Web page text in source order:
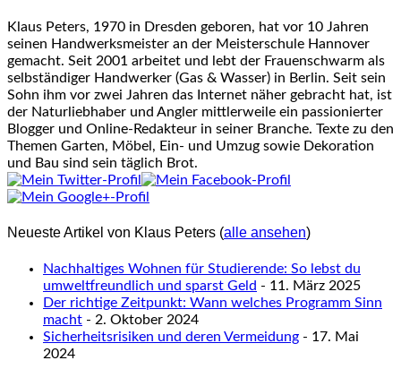
Klaus Peters, 1970 in Dresden geboren, hat vor 10 Jahren
seinen Handwerksmeister an der Meisterschule Hannover
gemacht. Seit 2001 arbeitet und lebt der Frauenschwarm als
selbständiger Handwerker (Gas & Wasser) in Berlin. Seit sein
Sohn ihm vor zwei Jahren das Internet näher gebracht hat, ist
der Naturliebhaber und Angler mittlerweile ein passionierter
Blogger und Online-Redakteur in seiner Branche. Texte zu den
Themen Garten, Möbel, Ein- und Umzug sowie Dekoration
und Bau sind sein täglich Brot.
Neueste Artikel von Klaus Peters (alle ansehen)
Nachhaltiges Wohnen für Studierende: So lebst du
umweltfreundlich und sparst Geld - 11. März 2025
Der richtige Zeitpunkt: Wann welches Programm Sinn
macht - 2. Oktober 2024
Sicherheitsrisiken und deren Vermeidung - 17. Mai
2024